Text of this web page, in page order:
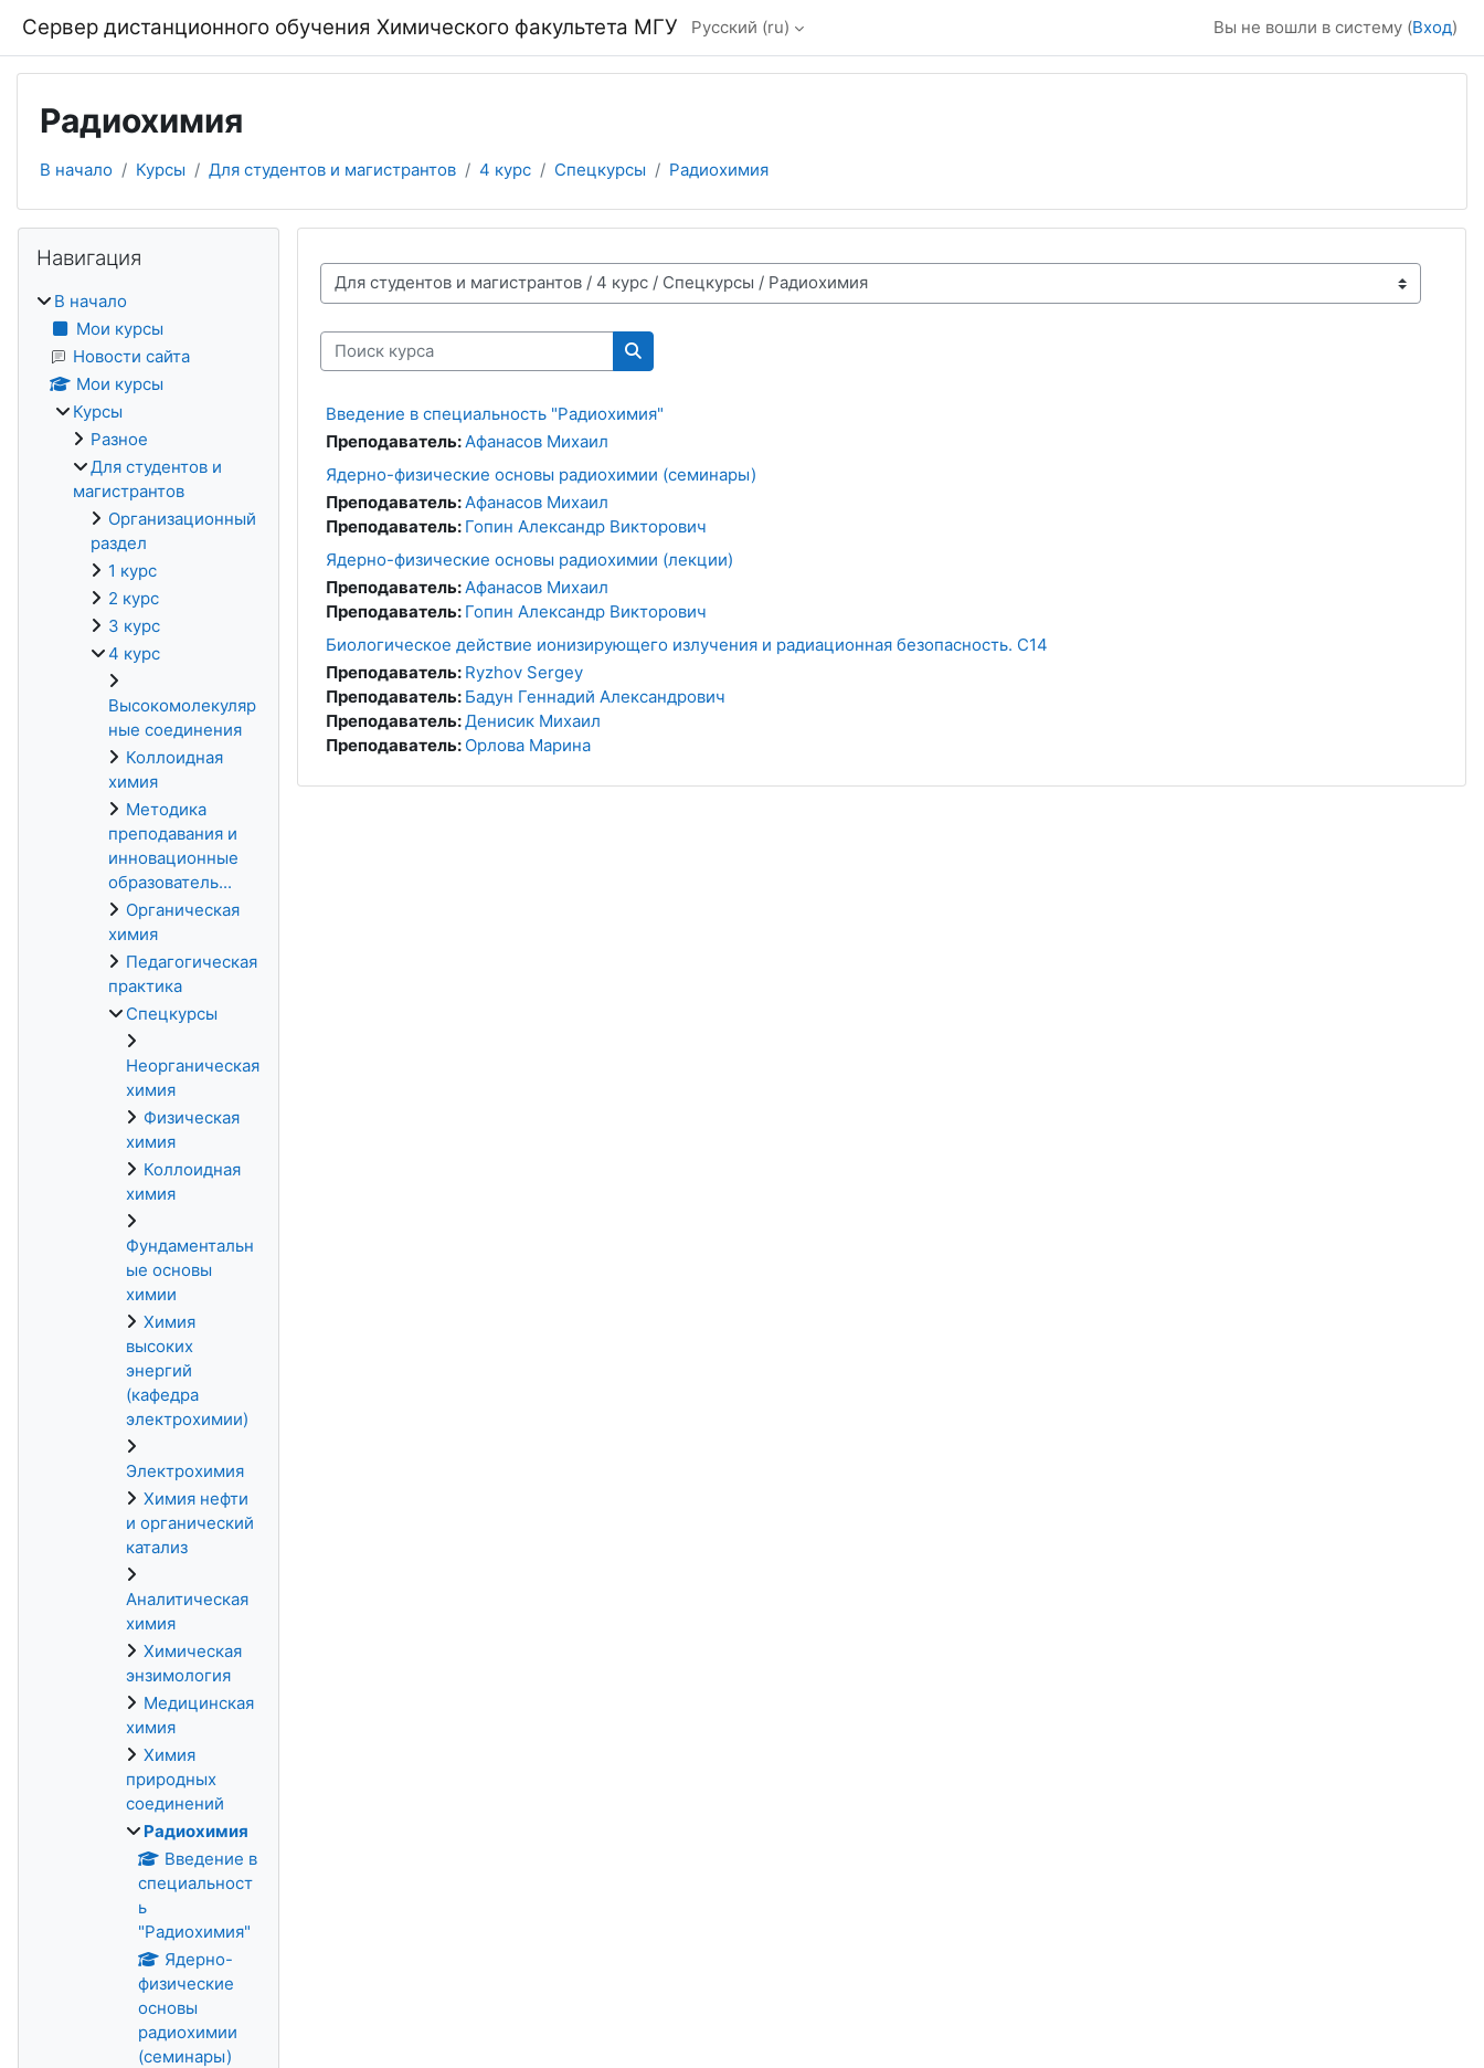
Сервер дистанционного обучения Химического факультета МГУ Русский ‎(ru)‎ Вы не вошли в систему (Вход)
Радиохимия
В начало Курсы Для студентов и магистрантов 4 курс Спецкурсы Радиохимия
Категории курсов
Поиск курса
Поиск курса
Введение в специальность "Радиохимия"
Преподаватель:Афанасов Михаил
Ядерно-физические основы радиохимии (семинары)
Преподаватель:Афанасов Михаил
Преподаватель: Гопин Александр Викторович
Ядерно-физические основы радиохимии (лекции)
Преподаватель:Афанасов Михаил
Преподаватель: Гопин Александр Викторович
Биологическое действие ионизирующего излучения и радиационная безопасность. С14
Преподаватель: Ryzhov Sergey
Преподаватель: Бадун Геннадий Александрович
Преподаватель:Денисик Михаил
Преподаватель: Орлова Марина
Блоки
Навигация
В начало
Мои курсы
Новости сайта
Мои курсы
Курсы
Разное
Для студентов и
магистрантов
Организационный
раздел
1 курс
2 курс
3 курс
4 курс
Высокомолекуляр
ные соединения
Коллоидная
химия
Методика
преподавания и
инновационные
образователь...
Органическая
химия
Педагогическая
практика
Спецкурсы
Неорганическая
химия
Физическая
химия
Коллоидная
химия
Фундаментальн
ые основы
химии
Химия
высоких
энергий
(кафедра
электрохимии)
Электрохимия
Химия нефти
и органический
катализ
Аналитическая
химия
Химическая
энзимология
Медицинская
химия
Химия
природных
соединений
Радиохимия
Введение в
специальност
ь
"Радиохимия"
Ядерно-
физические
основы
радиохимии
(семинары)